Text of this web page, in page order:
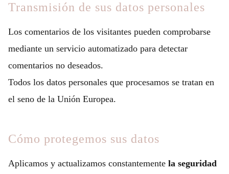
Transmisión de sus datos personales
Los comentarios de los visitantes pueden comprobarse
mediante un servicio automatizado para detectar
comentarios no deseados.
Todos los datos personales que procesamos se tratan en
el seno de la Unión Europea.
Cómo protegemos sus datos
Aplicamos y actualizamos constantemente la seguridad